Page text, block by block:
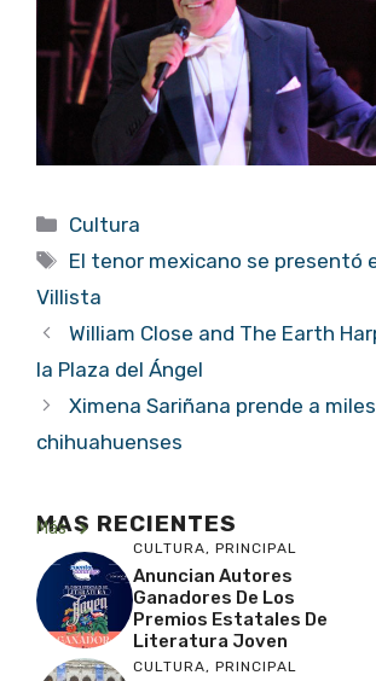
Categorías
Cultura
Etiquetas
El tenor mexicano se presentó
Villista
William Close and The Earth
la Plaza del Ángel
Ximena Sariñana prende a
chihuahuenses
MAS RECIENTES
Más
CULTURA, PRINCIPAL
Anuncian Autores
Ganadores De Los
Premios Estatales De
Literatura Joven
CULTURA, PRINCIPAL